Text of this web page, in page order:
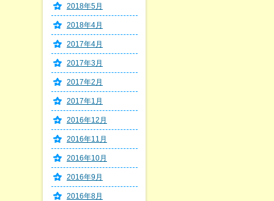
2018年5月
2018年4月
2017年4月
2017年3月
2017年2月
2017年1月
2016年12月
2016年11月
2016年10月
2016年9月
2016年8月